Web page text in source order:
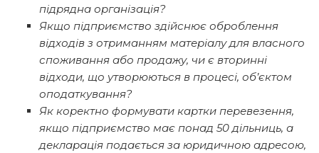
підрядна організація?
Якщо підприємство здійснює оброблення
відходів з отриманням матеріалу для власного
споживання або продажу, чи є вторинні
відходи, що утворюються в процесі, об’єктом
оподаткування?
Як коректно формувати картки перевезення,
якщо підприємство має понад 50 дільниць, а
декларація подається за юридичною адресою,